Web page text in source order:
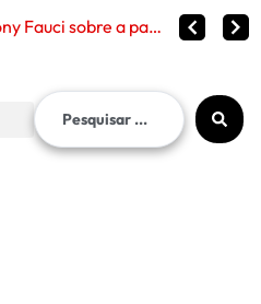
Senado dos EUA ouve Anthony Fauci sobre a pandemia de Covid-19 e reabre debate sobre censura, po